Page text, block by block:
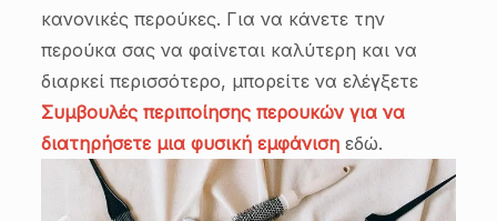
κανονικές περούκες. Για να κάνετε την
περούκα σας να φαίνεται καλύτερη και να
διαρκεί περισσότερο, μπορείτε να ελέγξετε
Συμβουλές περιποίησης περουκών για να
διατηρήσετε μια φυσική εμφάνισηεδώ.